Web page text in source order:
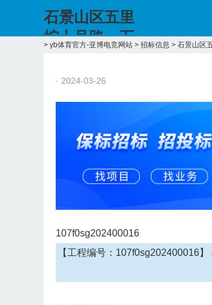
石景山区五里
坨十号路、五
关支线市政管
> yb体育官方-亚博电竞网站 > 招标信息 > 石景山区
· 2024-03-26
107f0sg202400016
【工程编号：107f0sg202400016